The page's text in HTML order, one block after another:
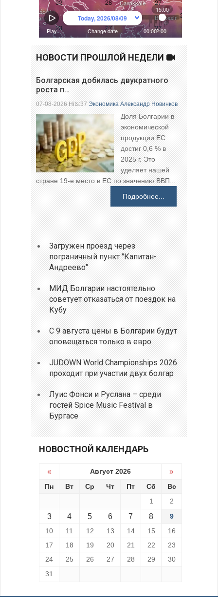
НОВОСТИ ПРОШЛОЙ НЕДЕЛИ
Болгарская добилась двукратного
роста п…
07-08-2026 Hits:37Экономика Александр Новинков
Доля Болгарии в
экономической
продукции ЕС
достиг 0,6 % в
2025 г. Это
уделяет нашей
стране 19-е место в ЕС по значению ВВП...
Подробнее...
Загружен проезд через
пограничный пункт "Капитан-
Андреево"
МИД Болгарии настоятельно
советует отказаться от поездок на
Кубу
С 9 августа цены в Болгарии будут
оповещаться только в евро
JUDOWN World Championships 2026
проходит при участии двух болгар
Луис Фонси и Руслана – среди
гостей Spice Music Festival в
Бургасе
НОВОСТНОЙ КАЛЕНДАРЬ
« Август 2026 »
Пн Вт Ср Чт Пт Сб
Вс
1
2
3 4 5 6 7 8
9
10
11 12 13 14 15
16
17
18 19 20 21 22
23
24
25 26 27 28 29
30
31